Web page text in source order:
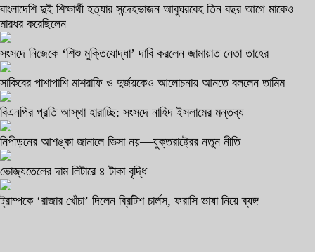
বাংলাদেশি দুই শিক্ষার্থী হত্যার সন্দেহভাজন আবুঘরবেহ তিন বছর আগে মাকেও
মারধর করেছিলেন
সংসদে নিজেকে ‘শিশু মুক্তিযোদ্ধা’ দাবি করলেন জামায়াত নেতা তাহের
সাকিবের পাশাপাশি মাশরাফি ও দুর্জয়কেও আলোচনায় আনতে বললেন তামিম
বিএনপির প্রতি আস্থা হারাচ্ছি: সংসদে নাহিদ ইসলামের মন্তব্য
নিপীড়নের আশঙ্কা জানালে ভিসা নয়—যুক্তরাষ্ট্রের নতুন নীতি
ভোজ্যতেলের দাম লিটারে ৪ টাকা বৃদ্ধি
ট্রাম্পকে ‘রাজার খোঁচা’ দিলেন ব্রিটিশ চার্লস, ফরাসি ভাষা নিয়ে ব্যঙ্গ